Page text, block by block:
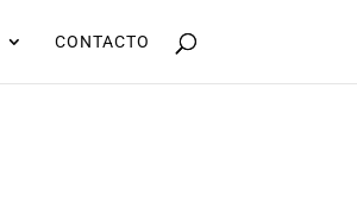
CONTACTO